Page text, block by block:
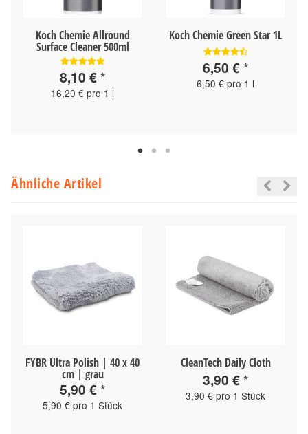
Koch Chemie Allround
Surface Cleaner 500ml
8,10 €*
16,20 € pro 1 l
Koch Chemie Green Star 1L
6,50 €*
6,50 € pro 1 l
Ähnliche Artikel
FYBR Ultra Polish | 40 x 40
cm | grau
5,90 €*
5,90 € pro 1 Stück
CleanTech Daily Cloth
3,90 €*
3,90 € pro 1 Stück